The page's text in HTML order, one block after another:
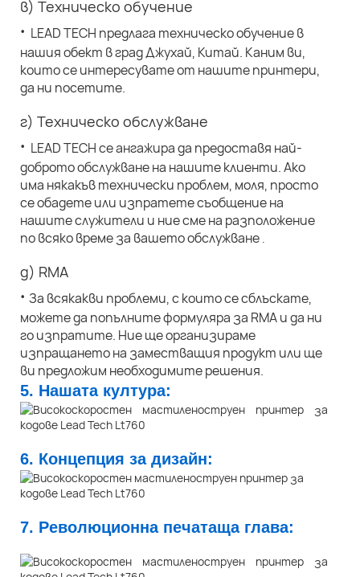
в) Техническо обучение
· LEAD TECH предлага техническо обучение в
нашия обект в град Джухай, Китай. Каним ви,
които се интересувате от нашите принтери,
да ни посетите.
г) Техническо обслужване
· LEAD TECH се ангажира да предоставя най-
доброто обслужване на нашите клиенти. Ако
има някакъв технически проблем, моля, просто
се обадете или изпратете съобщение на
нашите служители и ние сме на разположение
по всяко време за вашето обслужване .
д) RMA
· За всякакви проблеми, с които се сблъскате,
можете да попълните формуляра за RMA и да ни
го изпратите. Ние ще организираме
изпращането на заместващия продукт или ще
ви предложим необходимите решения.
5. Нашата култура:
6. Концепция за дизайн:
7. Революционна печатаща глава: